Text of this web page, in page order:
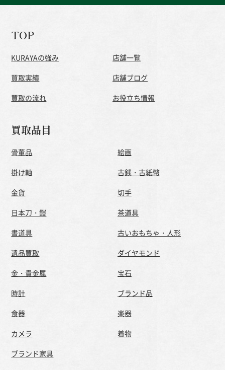
TOP
KURAYAの強み
買取実績
買取の流れ
店舗一覧
店舗ブログ
お役立ち情報
買取品目
骨董品
絵画
掛け軸
古銭・古紙幣
金貨
切手
日本刀・鎧
茶道具
書道具
古いおもちゃ・人形
遺品買取
ダイヤモンド
金・貴金属
宝石
時計
ブランド品
食器
楽器
カメラ
着物
ブランド家具